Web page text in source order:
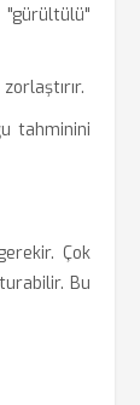
"gürültülü"
tahminini
Çok
Bu